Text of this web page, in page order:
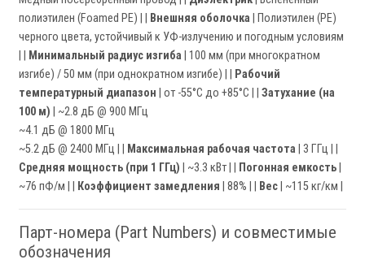
полиэтилен (Foamed PE) | |
Внешняя оболочка | Полиэтилен (PE)
черного цвета, устойчивый к УФ-излучению и погодным условиям
Минимальный радиус изгиба | 100 мм (при многократном
изгибе) / 50 мм (при однократном изгибе) | |
Рабочий
температурный диапазон | от -55°C до +85°C | | Затухание (на
100 м) | ~2.8 дБ @ 900 МГц
~4.1 дБ @ 1800 МГц
~5.2 дБ @ 2400 МГц | |
Максимальная рабочая частота | 3 ГГц | |
Средняя мощность (при 1 ГГц) | ~3.3 кВт | | Погонная емкость
~76 пФ/м | |
Коэффициент замедления | 88% | | Вес | ~115 кг/км |
Парт-номера (Part Numbers) и совместимые
обозначения